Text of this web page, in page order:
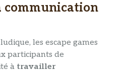
communication
les escape games
participants de
à travailler